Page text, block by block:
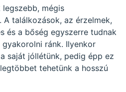
mégis
találkozások, az érzelmek,
és a bőség egyszerre tudnak
ránk. Ilyenkor
saját jóllétünk, pedig épp ez
tehetünk a hosszú